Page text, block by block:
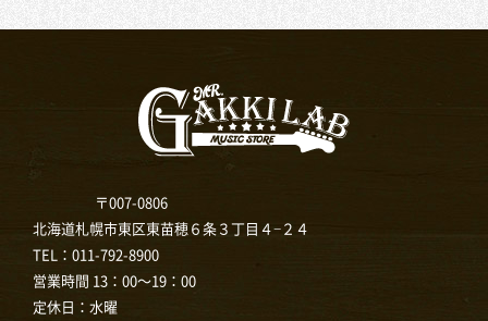
〒007-0806
北海道札幌市東区東苗穂６条３丁目４−２４
TEL： 011-792-8900
営業時間 13：00～19：00
定休日：水曜